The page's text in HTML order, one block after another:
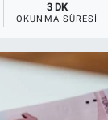
3 DK
OKUNMA SÜRESI